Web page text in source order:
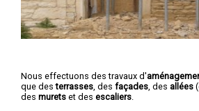
Nous effectuons des travaux d'
que desterrasses , des façades , des allées
des murets et des escaliers